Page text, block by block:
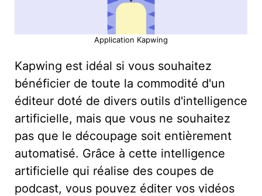
Application Kapwing
Kapwing est idéal si vous souhaitez
bénéficier de toute la commodité d'un
éditeur doté de divers outils d'intelligence
artificielle, mais que vous ne souhaitez
pas que le découpage soit entièrement
automatisé. Grâce à cette intelligence
artificielle qui réalise des coupes de
podcast, vous pouvez éditer vos vidéos